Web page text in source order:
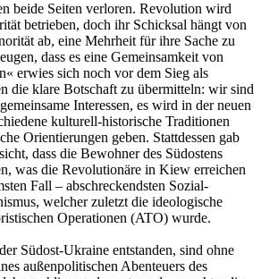
beide Seiten verloren. Revolution wird
betrieben, doch ihr Schicksal hängt von
ab, eine Mehrheit für ihre Sache zu
dass es eine Gemeinsamkeit von
erwies sich noch vor dem Sieg als
die klare Botschaft zu übermitteln: wir sind
Interessen, es wird in der neuen
kulturell-historische Traditionen
Orientierungen geben. Stattdessen gab
dass die Bewohner des Südostens
was die Revolutionäre in Kiew erreichen
Fall – abschreckendsten Sozial-
welcher zuletzt die ideologische
Operationen (ATO) wurde.
Südost-Ukraine entstanden, sind ohne
außenpolitischen Abenteuers des